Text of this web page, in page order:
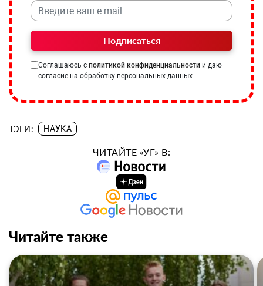
Подписаться
Соглашаюсь с политикой конфиденциальности и даю
согласие на обработку персональных данных
ТЭГИ: НАУКА
ЧИТАЙТЕ «УГ» В:
Читайте также